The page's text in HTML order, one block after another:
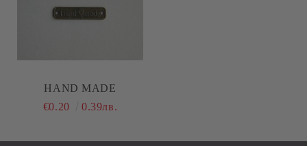
HAND MADE
€0.20
0.39лв.